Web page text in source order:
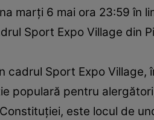
marți 6 mai ora 23:59 în
Sport Expo Village din
Sport Expo Village,
populară pentru
este locul de